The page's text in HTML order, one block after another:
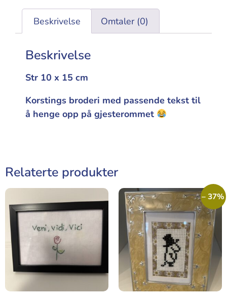
Beskrivelse Omtaler (0)
Beskrivelse
Str 10 x 15 cm
Korstings broderi med passende tekst til
å henge opp på gjesterommet
Relaterte produkter
– 37%